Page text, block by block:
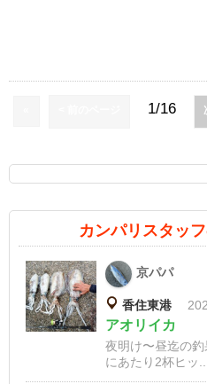
1/16
カンパリスタッ
京パパ
香住東港
アオリイカ
夜明け〜昼迄の
にあたり2杯ヒッ...